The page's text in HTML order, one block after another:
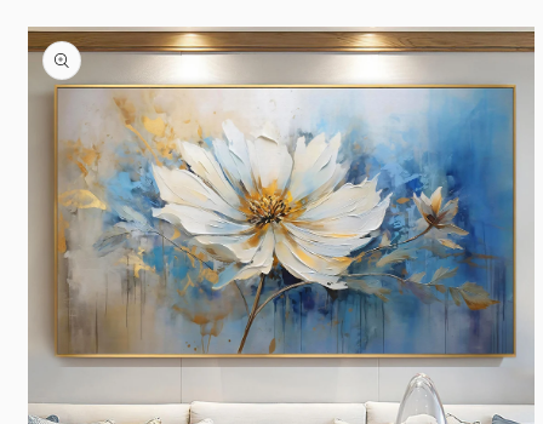
Passer aux
informations
produits